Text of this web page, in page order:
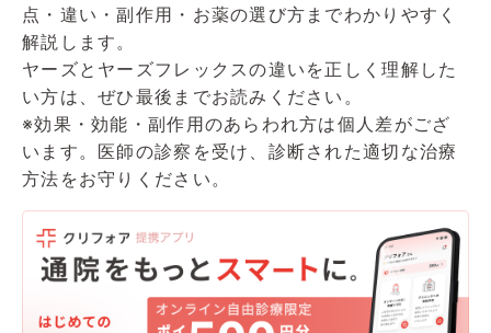
点・違い・副作用・お薬の選び方までわかりやすく
解説します。
ヤーズとヤーズフレックスの違いを正しく理解した
い方は、ぜひ最後までお読みください。
※効果・効能・副作用のあらわれ方は個人差がござ
います。医師の診察を受け、診断された適切な治療
方法をお守りください。